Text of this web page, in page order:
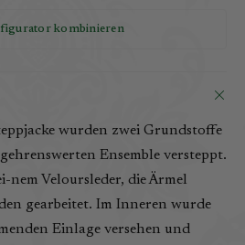
kombinieren
wurden zwei Grundstoffe
Ensemble versteppt.
nem Veloursleder, die Ärmel
gearbeitet. Im Inneren wurde
Einlage versehen und